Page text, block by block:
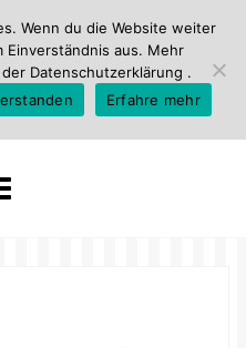
Wenn du die Website weiter
aus. Mehr
Datenschutzerklärung .
Erfahre mehr